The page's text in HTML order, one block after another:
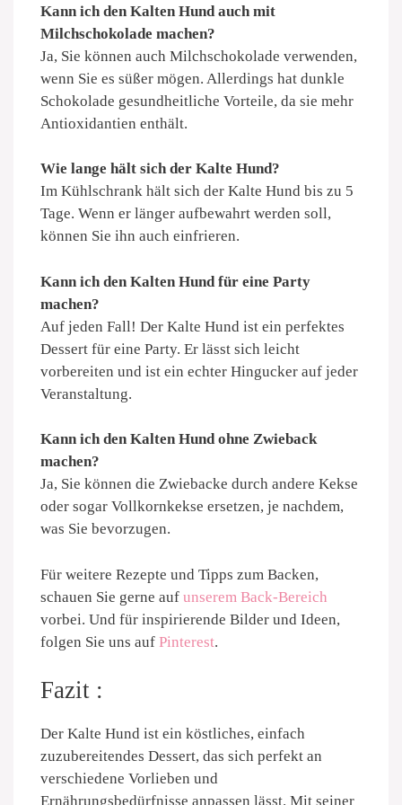
Kann ich den Kalten Hund auch mit
Milchschokolade machen?
Ja, Sie können auch Milchschokolade verwenden,
wenn Sie es süßer mögen. Allerdings hat dunkle
Schokolade gesundheitliche Vorteile, da sie mehr
Antioxidantien enthält.
Wie lange hält sich der Kalte Hund?
Im Kühlschrank hält sich der Kalte Hund bis zu 5
Tage. Wenn er länger aufbewahrt werden soll,
können Sie ihn auch einfrieren.
Kann ich den Kalten Hund für eine Party
machen?
Auf jeden Fall! Der Kalte Hund ist ein perfektes
Dessert für eine Party. Er lässt sich leicht
vorbereiten und ist ein echter Hingucker auf jeder
Veranstaltung.
Kann ich den Kalten Hund ohne Zwieback
machen?
Ja, Sie können die Zwiebacke durch andere Kekse
oder sogar Vollkornkekse ersetzen, je nachdem,
was Sie bevorzugen.
Für weitere Rezepte und Tipps zum Backen,
schauen Sie gerne auf unserem Back-Bereich
vorbei. Und für inspirierende Bilder und Ideen,
folgen Sie uns auf Pinterest.
Fazit :
Der Kalte Hund ist ein köstliches, einfach
zuzubereitendes Dessert, das sich perfekt an
verschiedene Vorlieben und
Ernährungsbedürfnisse anpassen lässt. Mit seiner